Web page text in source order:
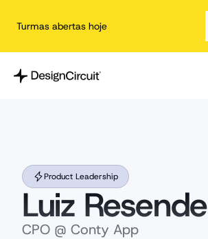
Turmas abertas hoje
Product Leadership
Luiz Resende
CPO @ Conty App